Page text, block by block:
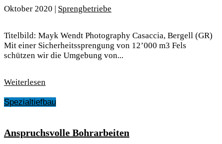
Oktober 2020 | Sprengbetriebe
Titelbild: Mayk Wendt Photography Casaccia, Bergell (GR)
Mit einer Sicherheitssprengung von 12’000 m3 Fels
schützen wir die Umgebung von...
Weiterlesen
Spezialtiefbau
Anspruchsvolle Bohrarbeiten